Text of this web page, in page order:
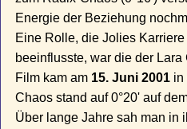
Energie der Beziehung
Eine Rolle, die Jolies
beeinflusste, war die der Lara
Film kam am 15. Juni 2001 in
Chaos stand auf 0°20' auf
Über lange Jahre sah man in